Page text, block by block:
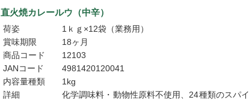
直火焼カレールウ（中辛）
荷姿
1ｋｇ×12袋（業務用）
賞味期限
18ヶ月
商品コード
12103
JANコード
4981420120041
内容量種類
1kg
詳細
化学調味料・動物性原料不使用、24種類のスパイ